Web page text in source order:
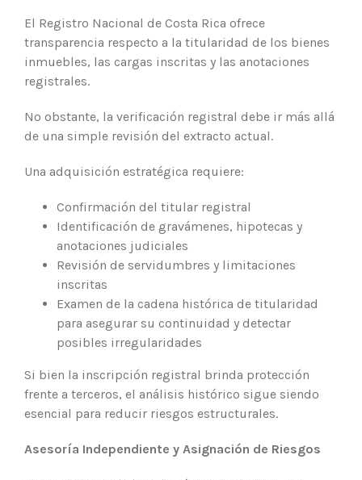
El Registro Nacional de Costa Rica ofrece
transparencia respecto a la titularidad de los bienes
inmuebles, las cargas inscritas y las anotaciones
registrales.
No obstante, la verificación registral debe ir más allá
de una simple revisión del extracto actual.
Una adquisición estratégica requiere:
Confirmación del titular registral
Identificación de gravámenes, hipotecas y
anotaciones judiciales
Revisión de servidumbres y limitaciones
inscritas
Examen de la cadena histórica de titularidad
para asegurar su continuidad y detectar
posibles irregularidades
Si bien la inscripción registral brinda protección
frente a terceros, el análisis histórico sigue siendo
esencial para reducir riesgos estructurales.
Asesoría Independiente y Asignación de Riesgos